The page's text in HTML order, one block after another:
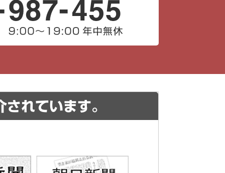
れています。